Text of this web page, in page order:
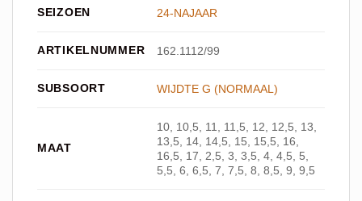
SEIZOEN 24-NAJAAR
ARTIKELNUMMER 162.1112/99
SUBSOORT WIJDTE G (NORMAAL)
MAAT
10, 10,5, 11, 11,5, 12, 12,5, 13,
13,5, 14, 14,5, 15, 15,5, 16,
16,5, 17, 2,5, 3, 3,5, 4, 4,5, 5,
5,5, 6, 6,5, 7, 7,5, 8, 8,5, 9, 9,5